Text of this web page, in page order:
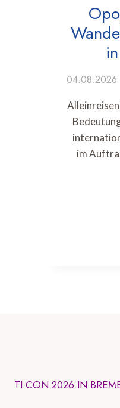
04.08.2026
im
TI.CON 2026 IN